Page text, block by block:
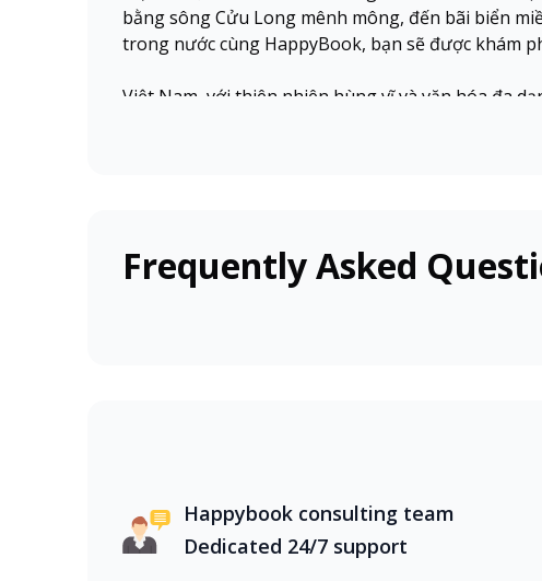
bằng sông Cửu Long mênh mông, đến bãi biển
trong nước cùng HappyBook, bạn sẽ được khám
Việt Nam, với thiên nhiên hùng vĩ và văn hóa đa
bằng sông Cửu Long mênh mông, đến bãi biển
Việt Nam, với thiên nhiên hùng vĩ và văn hóa đa
Frequently Asked
Happybook consulting team
Dedicated 24/7 support